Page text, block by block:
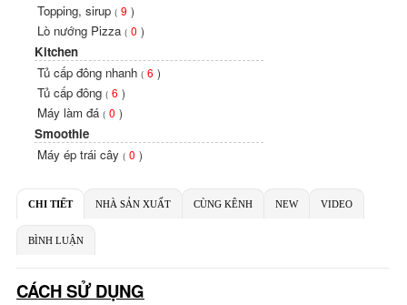
Topping, sirup ( 9 )
Lò nướng Pizza ( 0 )
Kitchen
Tủ cấp đông nhanh ( 6 )
Tủ cấp đông ( 6 )
Máy làm đá ( 0 )
Smoothie
Máy ép trái cây ( 0 )
CHI TIẾT NHÀ SẢN XUẤT CÙNG KÊNH NEW VIDEO
BÌNH LUẬN
CÁCH SỬ DỤNG